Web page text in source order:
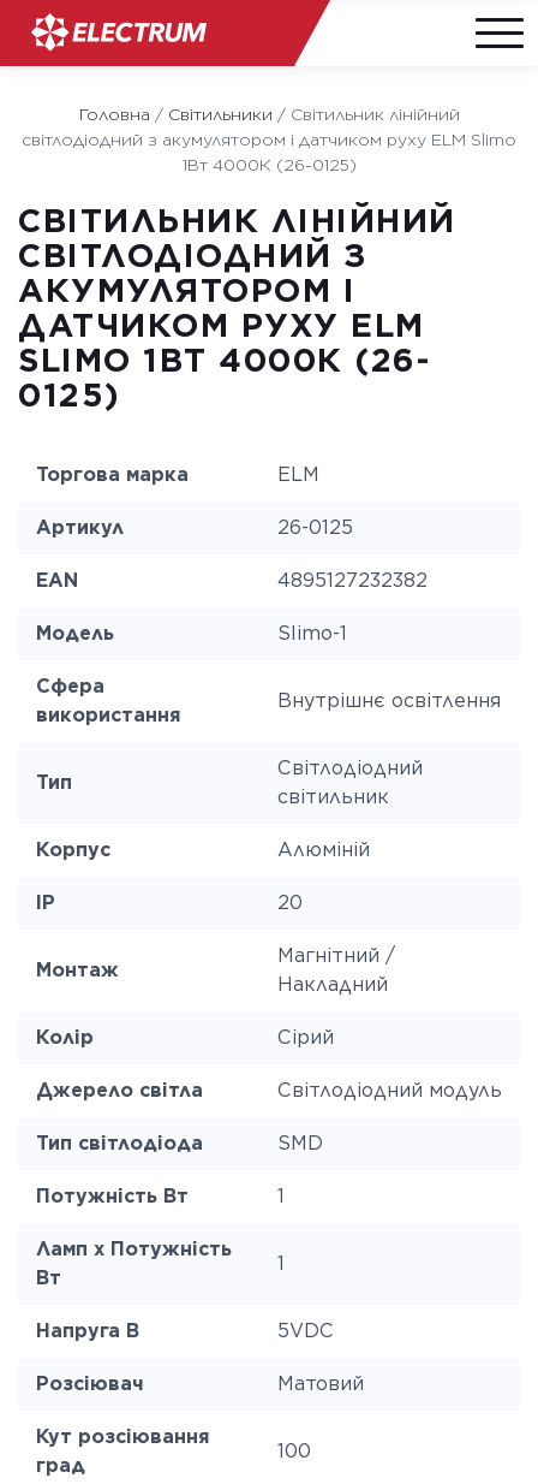
content
Головна / Світильники / Світильник лінійний
світлодіодний з акумулятором і датчиком руху ELM Slimo
1Вт 4000К (26-0125)
СВІТИЛЬНИК ЛІНІЙНИЙ
СВІТЛОДІОДНИЙ З
АКУМУЛЯТОРОМ І
ДАТЧИКОМ РУХУ ELM
SLIMO 1ВТ 4000К (26-
0125)
Торгова марка ELM
Артикул 26-0125
EAN 4895127232382
Модель Slimo-1
Сфера
використання
Внутрішнє освітлення
Тип
Світлодіодний
світильник
Корпус Алюміній
IP 20
Монтаж
Магнітний /
Накладний
Колір Сірий
Джерело світла Світлодіодний модуль
Тип світлодіода SMD
Потужність Вт 1
Ламп x Потужність
Вт
1
Напруга В 5VDC
Розсіювач Матовий
Кут розсіювання
град
100